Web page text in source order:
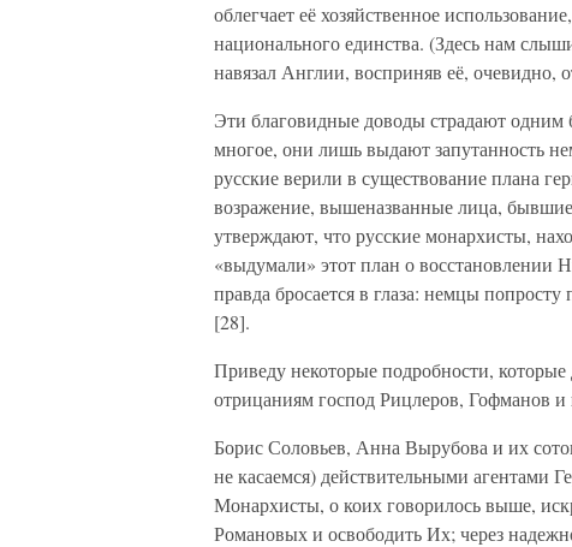
облегчает её хозяйственное
национального единства. (Здесь нам
навязал Англии, восприняв её, очевидно,
Эти благовидные доводы страдают одним
многое, они лишь выдают запутанность
русские верили в существование плана
возражение, вышеназванные лица,
утверждают, что русские монархисты,
«выдумали» этот план о восстановлении
правда бросается в глаза: немцы
[28].
Приведу некоторые подробности,
отрицаниям господ Рицлеров, Гофманов
Борис Соловьев, Анна Вырубова и их
не касаемся) действительными агентами
Монархисты, о коих говорилось выше,
Романовых и освободить Их; через